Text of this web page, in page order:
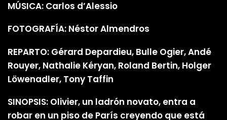
MÚSICA: Carlos d’Alessio
FOTOGRAFÍA: Néstor Almendros
REPARTO: Gérard Depardieu, Bulle Ogier, Andé
Rouyer, Nathalie Kéryan, Roland Bertin, Holger
Löwenadler, Tony Taffin
SINOPSIS: Olivier, un ladrón novato, entra a
robar en un piso de París creyendo que está